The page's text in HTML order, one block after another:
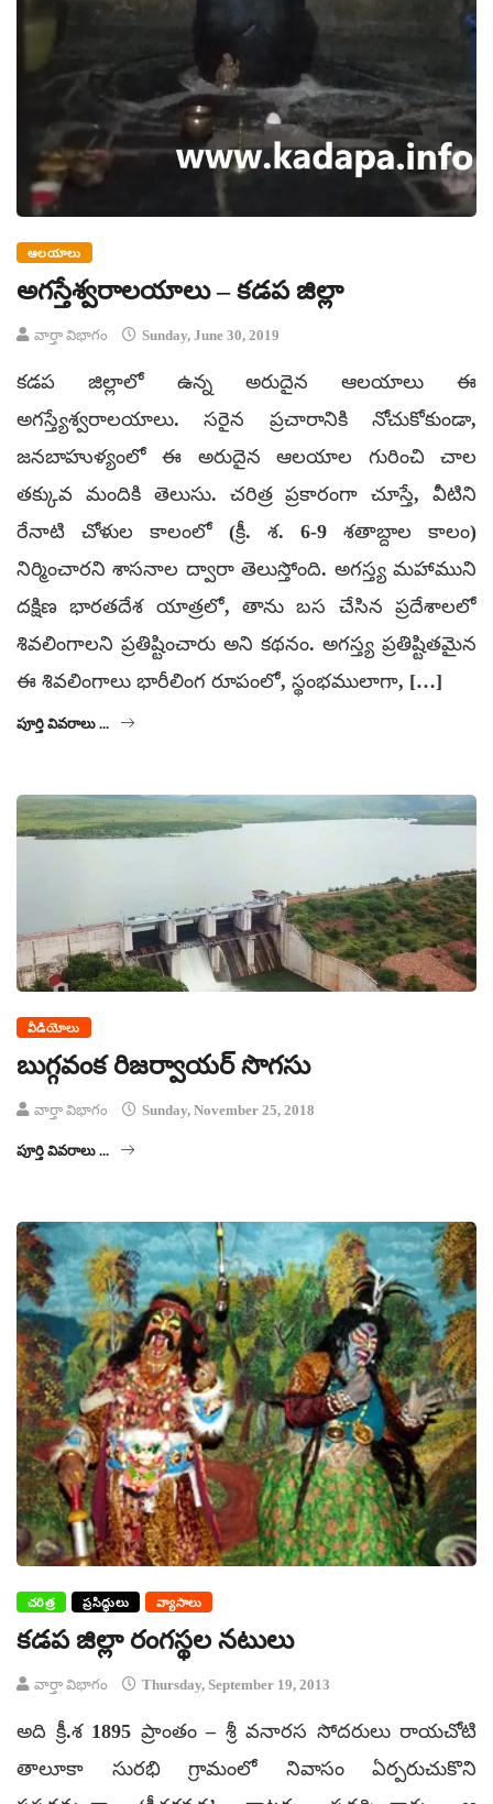
ఆలయాలు
అగస్తేశ్వరాలయాలు – కడప జిల్లా
వార్తా విభాగం Sunday, June 30, 2019
కడప జిల్లాలో ఉన్న అరుదైన ఆలయాలు ఈ
అగస్త్యేశ్వరాలయాలు. సరైన ప్రచారానికి నోచుకోకుండా,
జనబాహుళ్యంలో ఈ అరుదైన ఆలయాల గురించి చాల
తక్కువ మందికి తెలుసు. చరిత్ర ప్రకారంగా చూస్తే, వీటిని
రేనాటి చోళుల కాలంలో (క్రీ. శ. 6-9 శతాబ్దాల కాలం)
నిర్మించారని శాసనాల ద్వారా తెలుస్తోంది. అగస్త్య మహాముని
దక్షిణ భారతదేశ యాత్రలో, తాను బస చేసిన ప్రదేశాలలో
శివలింగాలని ప్రతిష్టించారు అని కథనం. అగస్త్య ప్రతిష్టితమైన
ఈ శివలింగాలు భారీలింగ రూపంలో, స్థంభములాగా, […]
పూర్తి వివరాలు ...
వీడియోలు
బుగ్గవంక రిజర్వాయర్ సొగసు
వార్తా విభాగం Sunday, November 25, 2018
పూర్తి వివరాలు ...
చరిత్ర ప్రసిద్ధులు వ్యాసాలు
కడప జిల్లా రంగస్థల నటులు
వార్తా విభాగం Thursday, September 19, 2013
అది క్రీ.శ 1895 ప్రాంతం – శ్రీ వనారస సోదరులు రాయచోటి
తాలూకా సురభి గ్రామంలో నివాసం ఏర్పరుచుకొని